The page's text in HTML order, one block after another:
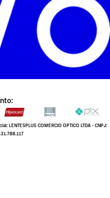
LENTESPLUS COMERCIO OPTICO LTDA - CNPJ: